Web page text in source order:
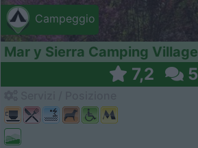
Campeggio
Mar y Sierra Camping Village
7,2 5